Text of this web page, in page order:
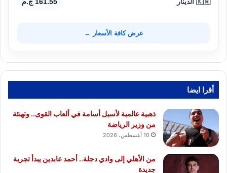
عرض كافة الأسعار ←
أقرا ايضا
ذهبية عالمية لأسيل أسامة في ألعاب القوى.. وتهنئة
من وزير الرياضة
10 أغسطس، 2026
من الأهلي إلى وادي دجلة.. أحمد عابدين يبدأ تجربة
جديدة